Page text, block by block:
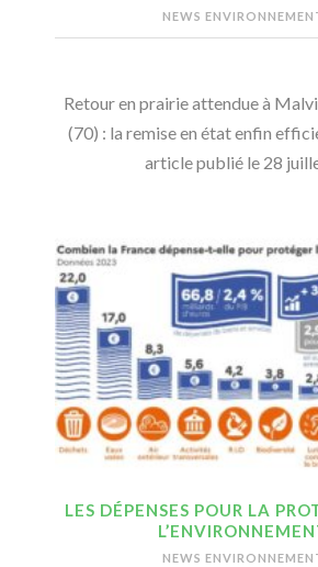
NEWS
Retour en prairie attendue à
(70) : la remise en état enfin
article publié le 28
LES DÉPENSES POUR LA
NEWS